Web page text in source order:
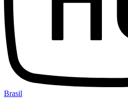
Brasil